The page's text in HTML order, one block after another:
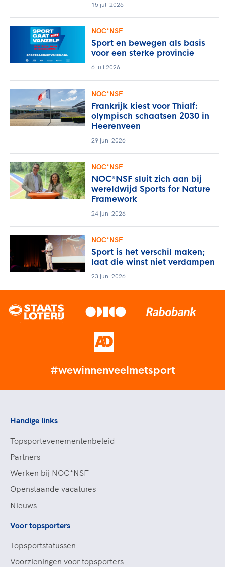
15 juli 2026
NOC*NSF
Sport en bewegen als basis
voor een sterke provincie
6 juli 2026
NOC*NSF
Frankrijk kiest voor Thialf:
olympisch schaatsen 2030 in
Heerenveen
29 juni 2026
NOC*NSF
NOC*NSF sluit zich aan bij
wereldwijd Sports for Nature
Framework
24 juni 2026
NOC*NSF
Sport is het verschil maken;
laat die winst niet verdampen
23 juni 2026
#wewinnenveelmetsport
Handige links
Topsportevenementenbeleid
Partners
Werken bij NOC*NSF
Openstaande vacatures
Nieuws
Voor topsporters
Topsportstatussen
Voorzieningen voor topsporters